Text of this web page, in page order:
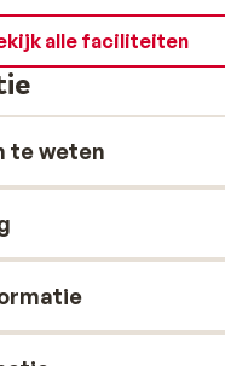
alle faciliteiten
te weten